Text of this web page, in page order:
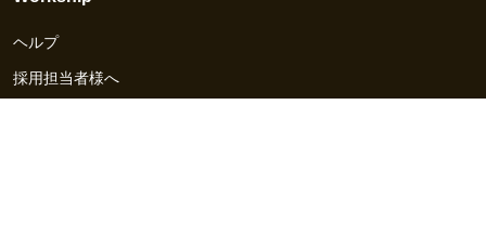
ヘルプ
採用担当者様へ